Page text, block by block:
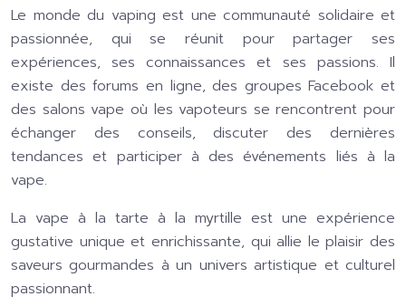
Le monde du vaping est une communauté solidaire et
passionnée, qui se réunit pour partager ses
expériences, ses connaissances et ses passions. Il
existe des forums en ligne, des groupes Facebook et
des salons vape où les vapoteurs se rencontrent pour
échanger des conseils, discuter des dernières
tendances et participer à des événements liés à la
vape.
La vape à la tarte à la myrtille est une expérience
gustative unique et enrichissante, qui allie le plaisir des
saveurs gourmandes à un univers artistique et culturel
passionnant.